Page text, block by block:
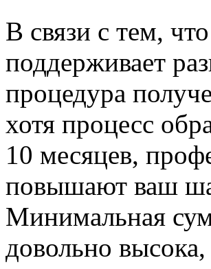
В связи с тем,
поддерживает
процедура
хотя процесс
10 месяцев,
повышают ваш
Минимальная
довольно